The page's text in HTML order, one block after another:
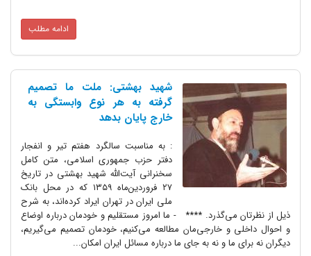
ادامه مطلب
شهید بهشتی: ملت ما تصمیم
گرفته به هر نوع وابستگی به
خارج پایان بدهد
: به مناسبت سالگرد هفتم تیر و انفجار
دفتر حزب جمهوری اسلامی، متن کامل
سخنرانی آیت‌الله شهید بهشتی در تاریخ
۲۷ فروردین‌ماه ۱۳۵۹ که در محل بانک
ملی ایران در تهران ایراد کرده‌اند، به شرح
ذیل از نظرتان می‌گذرد. **** - ما امروز مستقلیم و خودمان درباره اوضاع
و احوال داخلی و خارجی‌مان مطالعه می‌کنیم، خودمان تصمیم می‌گیریم،
دیگران نه برای ما و نه به جای ما درباره مسائل ایران امکان...